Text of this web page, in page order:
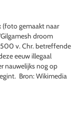
(foto gemaakt naar
droom
v. Chr. betreffende
eeuw illegaal
nauwelijks nog op
Bron: Wikimedia